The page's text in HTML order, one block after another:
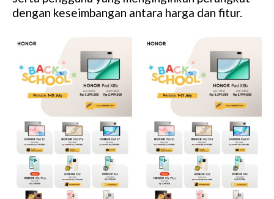
dengan keseimbangan antara harga dan fitur.